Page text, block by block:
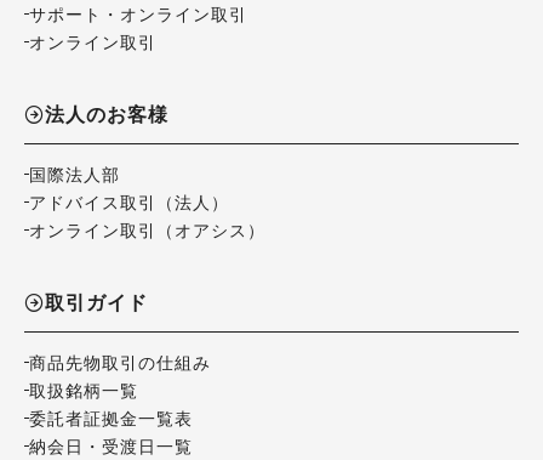
サポート・オンライン取引
オンライン取引
法人のお客様
国際法人部
アドバイス取引（法人）
オンライン取引（オアシス）
取引ガイド
商品先物取引の仕組み
取扱銘柄一覧
委託者証拠金一覧表
納会日・受渡日一覧